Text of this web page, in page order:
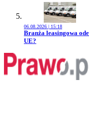
06.08.2026 | 15:18
Przejdź do artykułu:
Branża leasingowa
UE?